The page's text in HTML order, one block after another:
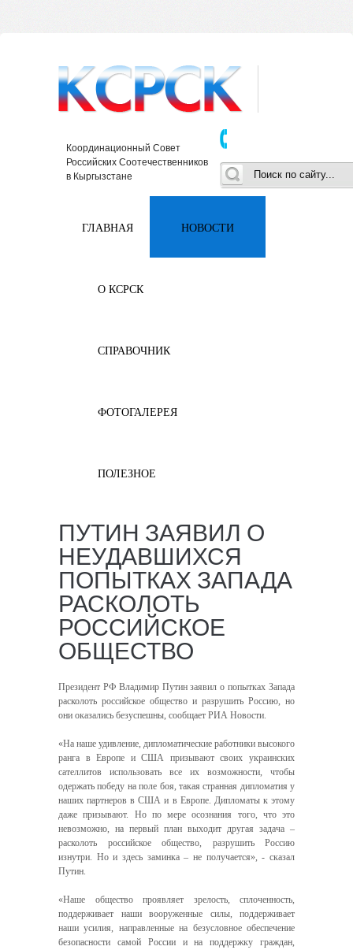
Координационный Совет
Российских Соотечественников
в Кыргызстане
ГЛАВНАЯ НОВОСТИ
О КСРСК
СПРАВОЧНИК
ФОТОГАЛЕРЕЯ
ПОЛЕЗНОЕ
ПУТИН ЗАЯВИЛ О
НЕУДАВШИХСЯ
ПОПЫТКАХ ЗАПАДА
РАСКОЛОТЬ
РОССИЙСКОЕ
ОБЩЕСТВО
Президент РФ Владимир Путин заявил о попытках Запада
расколоть российское общество и разрушить Россию, но
они оказались безуспешны, сообщает РИА Новости.
«На наше удивление, дипломатические работники высокого
ранга в Европе и США призывают своих украинских
сателлитов использовать все их возможности, чтобы
одержать победу на поле боя, такая странная дипломатия у
наших партнеров в США и в Европе. Дипломаты к этому
даже призывают. Но по мере осознания того, что это
невозможно, на первый план выходит другая задача –
расколоть российское общество, разрушить Россию
изнутри. Но и здесь заминка – не получается», - сказал
Путин.
«Наше общество проявляет зрелость, сплоченность,
поддерживает наши вооруженные силы, поддерживает
наши усилия, направленные на безусловное обеспечение
безопасности самой России и на поддержку граждан,